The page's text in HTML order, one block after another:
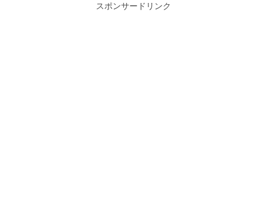
スポンサードリンク